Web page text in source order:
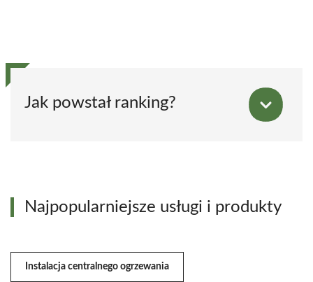
Jak powstał ranking?
Najpopularniejsze usługi i produkty
Instalacja centralnego ogrzewania